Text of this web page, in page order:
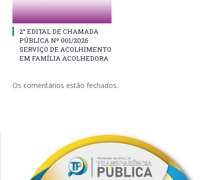
2° EDITAL DE CHAMADA
PÚBLICA Nº 001/2026
SERVIÇO DE ACOLHIMENTO
EM FAMÍLIA ACOLHEDORA
Os comentários estão fechados.